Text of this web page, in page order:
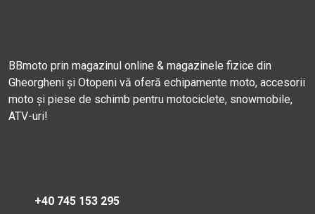
BBmoto prin magazinul online & magazinele fizice din
Gheorgheni și Otopeni vă oferă echipamente moto, accesorii
moto și piese de schimb pentru motociclete, snowmobile,
ATV-uri!
+40 745 153 295